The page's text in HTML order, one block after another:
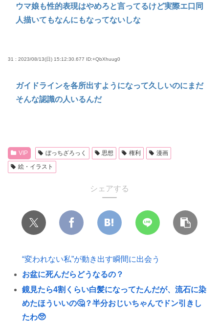
ウマ娘も性的表現はやめろと言ってるけど実際エ口同
人描いてもなんにもなってないしな
31 : 2023/08/13(日) 15:12:30.677 ID:+QbXhuug0
ガイドラインを各所出すようになって久しいのにまだ
そんな認識の人いるんだ
VIP ぼっちざろっく 思想 権利
漫画
絵・イラスト
シェアする
“変われない私”が動き出す瞬間に出会う
お盆に死んだらどうなるの？
鏡見たら4割くらい白髪になってたんだが、流石に染
めたほういいの🤔？半分おじいちゃんでドン引きし
たわ🥺